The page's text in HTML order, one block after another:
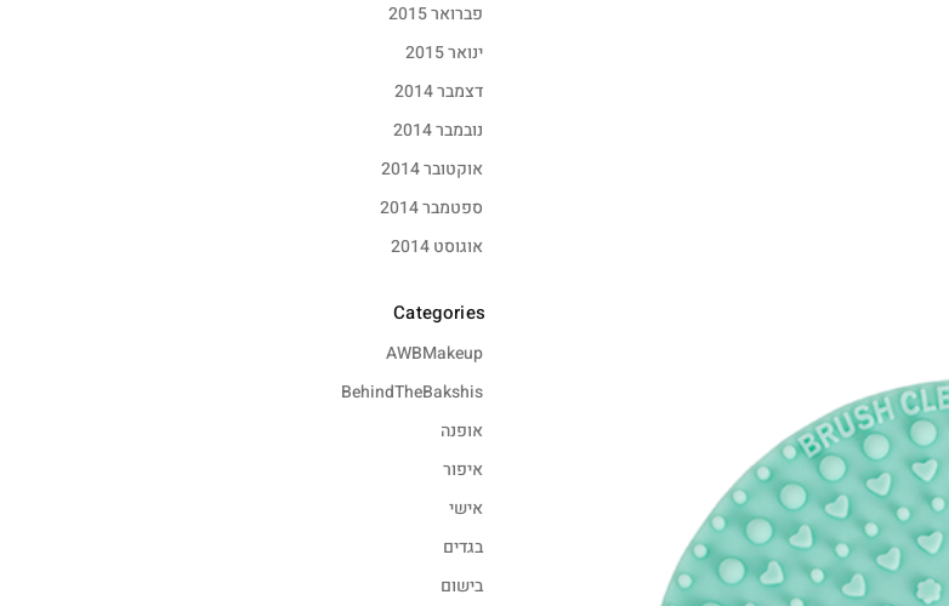
פברואר 2015
ינואר 2015
דצמבר 2014
נובמבר 2014
אוקטובר 2014
ספטמבר 2014
אוגוסט 2014
Categories
AWBMakeup
BehindTheBakshis
אופנה
איפור
אישי
בגדים
בישום